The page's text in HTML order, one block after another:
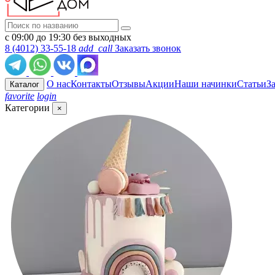
с 09:00 до 19:30 без выходных
8 (4012) 33-55-18 add_call Заказать звонок
Каталог О насКонтактыОтзывыАкцииНаши начинкиСтатьи
favorite login
Категории
×